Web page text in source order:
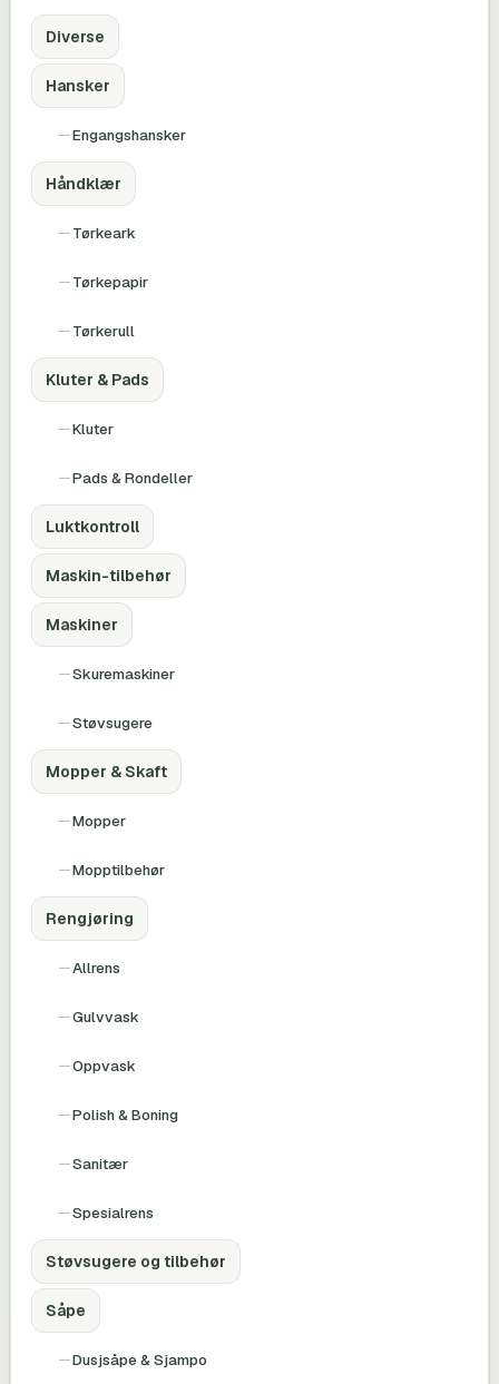
Diverse
Hansker
Engangshansker
Håndklær
Tørkeark
Tørkepapir
Tørkerull
Kluter & Pads
Kluter
Pads & Rondeller
Luktkontroll
Maskin-tilbehør
Maskiner
Skuremaskiner
Støvsugere
Mopper & Skaft
Mopper
Mopptilbehør
Rengjøring
Allrens
Gulvvask
Oppvask
Polish & Boning
Sanitær
Spesialrens
Støvsugere og tilbehør
Såpe
Dusjsåpe & Sjampo